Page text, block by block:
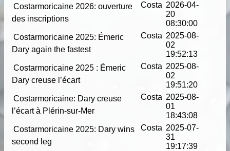
Costarmoricaine 2026: ouverture
des inscriptions
Costa 2026-04-
20
08:30:00
Costarmoricaine 2025: Émeric
Dary again the fastest
Costa 2025-08-
02
19:52:13
Costarmoricaine 2025 : Émeric
Dary creuse l’écart
Costa 2025-08-
02
19:51:20
Costarmoricaine: Dary creuse
l’écart à Plérin-sur-Mer
Costa 2025-08-
01
18:43:08
Costarmoricaine 2025: Dary wins
second leg
Costa 2025-07-
31
19:17:39